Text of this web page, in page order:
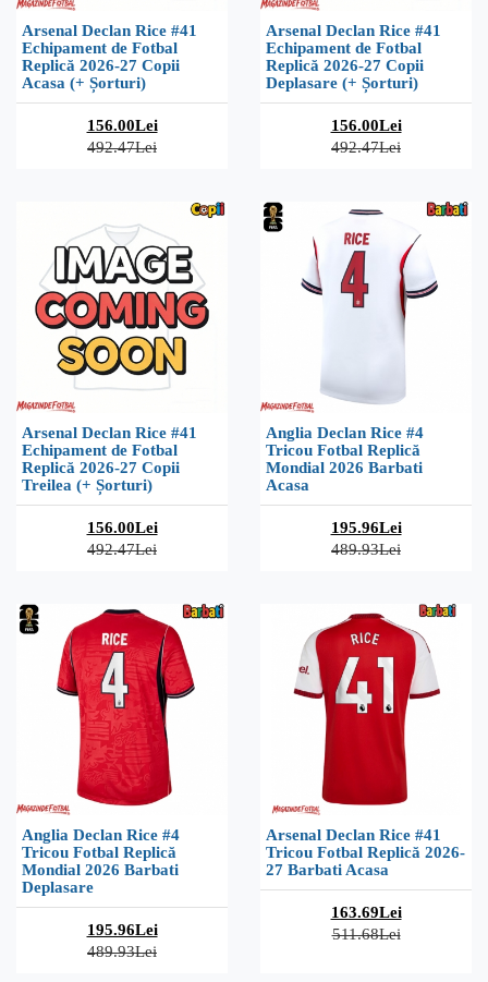
Arsenal Declan Rice #41
Echipament de Fotbal
Replică 2026-27 Copii
Acasa (+ Șorturi)
156.00Lei
492.47Lei
Arsenal Declan Rice #41
Echipament de Fotbal
Replică 2026-27 Copii
Deplasare (+ Șorturi)
156.00Lei
492.47Lei
Arsenal Declan Rice #41
Echipament de Fotbal
Replică 2026-27 Copii
Treilea (+ Șorturi)
156.00Lei
492.47Lei
Anglia Declan Rice #4
Tricou Fotbal Replică
Mondial 2026 Barbati
Acasa
195.96Lei
489.93Lei
Anglia Declan Rice #4
Tricou Fotbal Replică
Mondial 2026 Barbati
Deplasare
195.96Lei
489.93Lei
Arsenal Declan Rice #41
Tricou Fotbal Replică 2026-
27 Barbati Acasa
163.69Lei
511.68Lei